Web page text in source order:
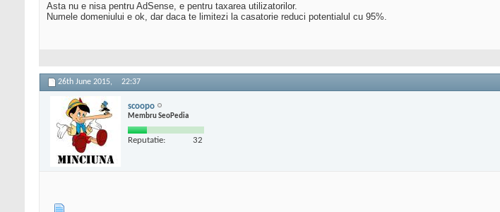
Asta nu e nisa pentru AdSense, e pentru taxarea utilizatorilor.
Numele domeniului e ok, dar daca te limitezi la casatorie reduci potentialul cu 95%.
26th June 2015, 22:37
scoopo
Membru SeoPedia
Reputatie: 32